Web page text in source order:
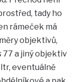
tady ho
rámeček má
objektivů,
77 a jiný objektiv
eventuálně